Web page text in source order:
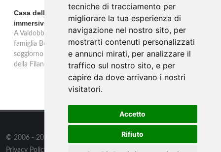
tecniche di tracciamento per
migliorare la tua esperienza di
navigazione nel nostro sito, per
mostrarti contenuti personalizzati
e annunci mirati, per analizzare il
traffico sul nostro sito, e per
capire da dove arrivano i nostri
visitatori.
Accetto
Rifiuto
Casa dell'Artista: a Valdobbiadene apre il soggiorno
immersivo tra arte e vino di Bortolomiol
A Valdobbiadene, nel cuore delle colline Patrimonio Unesco, la
famiglia Bortolomiol apre al pubblico la Casa dell'Artista: un
soggiorno immersivo tra arte, natura e vino all'interno del Parco
della Filandetta Art and Wine Farm.
© 2006 - 2026
all rights reserved.
Privacy Policy
Preferenze sui Cookies